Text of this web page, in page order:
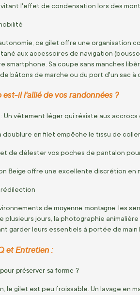
l'effet de condensation lors des
ce gilet offre une organisation
aux accessoires de navigation
smartphone. Sa coupe sans manches
bâtons de marche ou du port d'un sac à
est-il l'allié de vos randonnées ?
: Un vêtement léger qui résiste aux
doublure en filet empêche le tissu de
de délester vos poches de pantalon
Beigeoffre une excellente discrétion en
de moyenne montagne , les
plusieurs jours, la photographie
garder leurs essentiels à portée de
et Entretien :
préserver sa forme ?
le gilet est peu froissable. Un lavage en